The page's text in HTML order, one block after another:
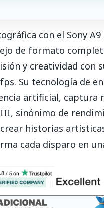
con el Sony
de formato
y creatividad con
Su tecnología de
artificial, captura
sinónimo de
historias
cada disparo en